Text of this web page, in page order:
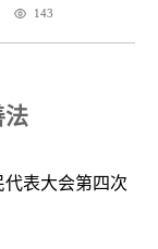
143
法
代表大会第四次